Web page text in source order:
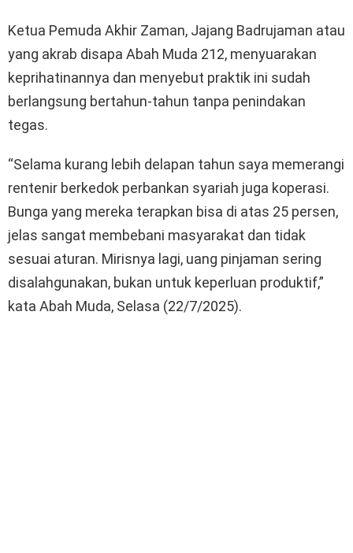
Ketua Pemuda Akhir Zaman, Jajang Badrujaman atau
yang akrab disapa Abah Muda 212, menyuarakan
keprihatinannya dan menyebut praktik ini sudah
berlangsung bertahun-tahun tanpa penindakan
tegas.
“Selama kurang lebih delapan tahun saya memerangi
rentenir berkedok perbankan syariah juga koperasi.
Bunga yang mereka terapkan bisa di atas 25 persen,
jelas sangat membebani masyarakat dan tidak
sesuai aturan. Mirisnya lagi, uang pinjaman sering
disalahgunakan, bukan untuk keperluan produktif,”
kata Abah Muda, Selasa (22/7/2025).